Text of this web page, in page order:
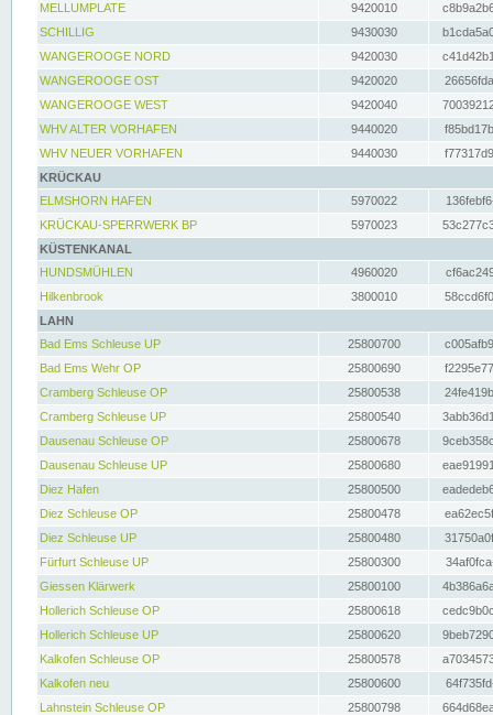
MELLUMPLATE
9420010
SCHILLIG
9430030
WANGEROOGE NORD
9420030
WANGEROOGE OST
9420020
WANGEROOGE WEST
9420040
WHV ALTER VORHAFEN
9440020
WHV NEUER VORHAFEN
9440030
KRÜCKAU
ELMSHORN HAFEN
5970022
KRÜCKAU-SPERRWERK BP
5970023
KÜSTENKANAL
HUNDSMÜHLEN
4960020
Hilkenbrook
3800010
LAHN
Bad Ems Schleuse UP
25800700
Bad Ems Wehr OP
25800690
Cramberg Schleuse OP
25800538
Cramberg Schleuse UP
25800540
Dausenau Schleuse OP
25800678
Dausenau Schleuse UP
25800680
Diez Hafen
25800500
Diez Schleuse OP
25800478
Diez Schleuse UP
25800480
Fürfurt Schleuse UP
25800300
Giessen Klärwerk
25800100
Hollerich Schleuse OP
25800618
Hollerich Schleuse UP
25800620
Kalkofen Schleuse OP
25800578
Kalkofen neu
25800600
Lahnstein Schleuse OP
25800798